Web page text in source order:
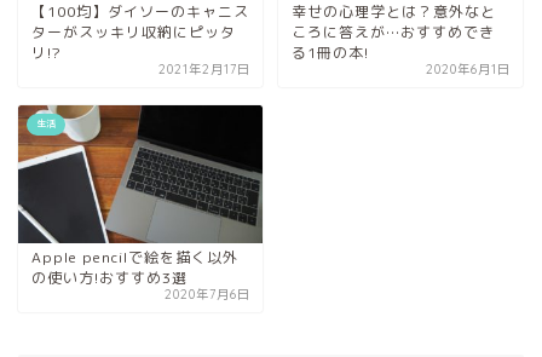
【100均】ダイソーのキャニス
ターがスッキリ収納にピッタ
リ!?
2021年2月17日
幸せの心理学とは？意外なと
ころに答えが…おすすめでき
る1冊の本!
2020年6月1日
生活
Apple pencilで絵を描く以外
の使い方!おすすめ3選
2020年7月6日